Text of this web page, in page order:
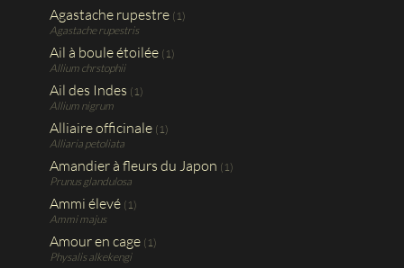
Agastache rupestre (1)
Agastache rupestris
Ail à boule étoilée (1)
Allium chrstophii
Ail des Indes (1)
Allium nigrum
Alliaire officinale (1)
Alliaria petoliata
Amandier à fleurs du Japon (1)
Prunus glandulosa
Ammi élevé (1)
Ammi majus
Amour en cage (1)
Physalis alkekengi